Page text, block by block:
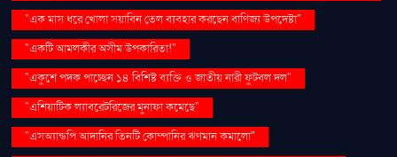
"এক মাস ধরে খোলা সয়াবিন তেল ব্যবহার করছেন বাণিজ্য উপদেষ্টা"
"একটি আমলকীর অসীম উপকারিতা!"
"একুশে পদক পাচ্ছেন ১৪ বিশিষ্ট ব্যক্তি ও জাতীয় নারী ফুটবল দল"
"এশিয়াটিক ল্যাবরেটরিজের মুনাফা কমেছে"
"এসঅ্যান্ডপি আদানির তিনটি কোম্পানির ঋণমান কমালো"